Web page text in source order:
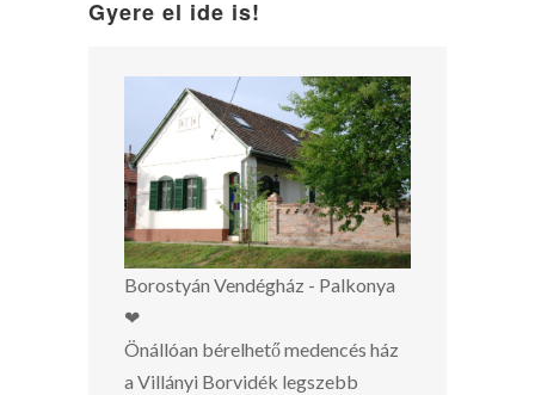
Gyere el ide is!
Borostyán Vendégház - Palkonya
❤
Önállóan bérelhető medencés ház
a Villányi Borvidék legszebb